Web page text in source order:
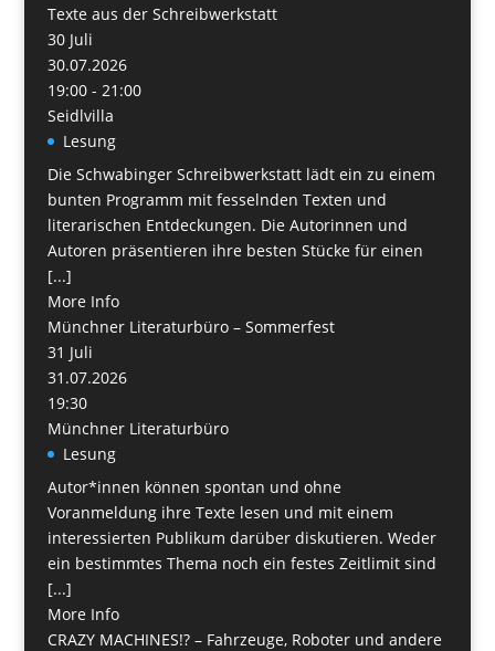
Texte aus der Schreibwerkstatt
30 Juli
30.07.2026
19:00 - 21:00
Seidlvilla
Lesung
Die Schwabinger Schreibwerkstatt lädt ein zu einem
bunten Programm mit fesselnden Texten und
literarischen Entdeckungen. Die Autorinnen und
Autoren präsentieren ihre besten Stücke für einen
[...]
More Info
Münchner Literaturbüro – Sommerfest
31 Juli
31.07.2026
19:30
Münchner Literaturbüro
Lesung
Autor*innen können spontan und ohne
Voranmeldung ihre Texte lesen und mit einem
interessierten Publikum darüber diskutieren. Weder
ein bestimmtes Thema noch ein festes Zeitlimit sind
[...]
More Info
CRAZY MACHINES!? – Fahrzeuge, Roboter und andere